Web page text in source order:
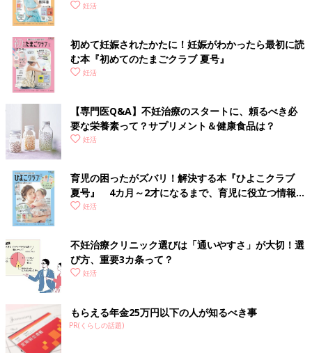
妊活
初めて妊娠されたかたに！妊娠がわかったら最初に読
む本『初めてのたまごクラブ 夏号』
妊活
【専門医Q&A】不妊治療のスタートに、頼るべき必
要な栄養素って？サプリメント＆健康食品は？
妊活
育児の困ったがズバリ！解決する本『ひよこクラブ
夏号』 4カ月～2才になるまで、育児に役立つ情報が
いっぱい！
妊活
不妊治療クリニック選びは「通いやすさ」が大切！選
び方、重要3カ条って？
妊活
もらえる年金25万円以下の人が知るべき事
PR(くらしの話題)